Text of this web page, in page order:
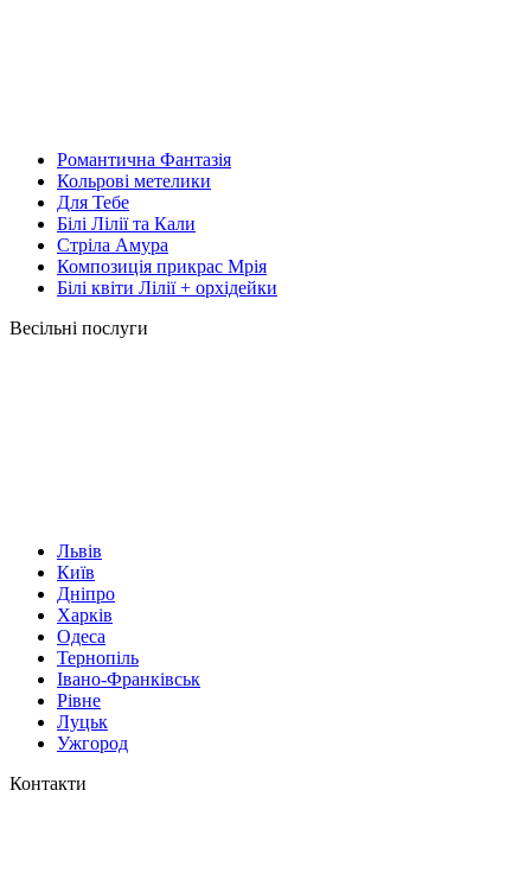
Романтична Фантазія
Кольрові метелики
Для Тебе
Білі Лілії та Кали
Стріла Амура
Композиція прикрас Мрія
Білі квіти Лілії + орхідейки
Весільні послуги
Львів
Київ
Дніпро
Харків
Одеса
Тернопіль
Івано-Франківськ
Рівне
Луцьк
Ужгород
Контакти